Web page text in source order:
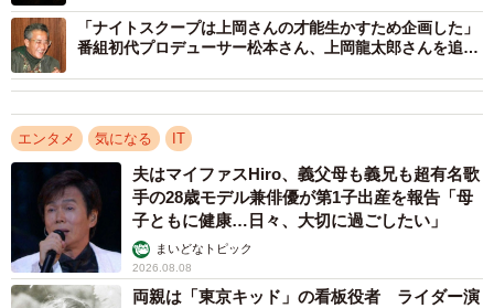
体型について」（40代女性）、「女優の不倫に絡めて人格
を否定するようなコメント」（30代女性）など、私生活や
外見に関することについての回答が寄せられたほか、
た。視聴者でそういったノリができていたため、しても問
題ないと思った」（10代男性）、「アイドル事務所の性加
害問題で、事務所擁護をした女性タレントの発言が腹立た
しく過去の経歴、素性など書き込んだ」（60代女性）、
「女性タレントについて頭が悪い、図々しいと書いた」
（50代女性）、「違法薬物を使用して逮捕された女優の悪
「ナイトスクープは上岡さんの才能生かすため企画した」
番組初代プロデューサー松本さん、上岡龍太郎さんを追
エンタメ 気になる IT
夫はマイファスHiro、義父母も義兄も超有名歌
手の28歳モデル兼俳優が第1子出産を報告「母
子ともに健康…日々、大切に過ごしたい」
まいどなトピック
2026.08.08
両親は「東京キッド」の看板役者 ライダー演